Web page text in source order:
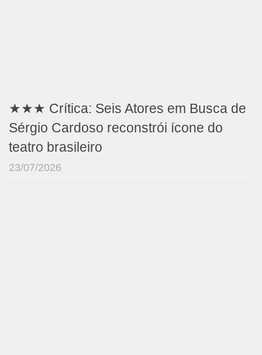
★★★ Crítica: Seis Atores em Busca de
Sérgio Cardoso reconstrói ícone do
teatro brasileiro
23/07/2026